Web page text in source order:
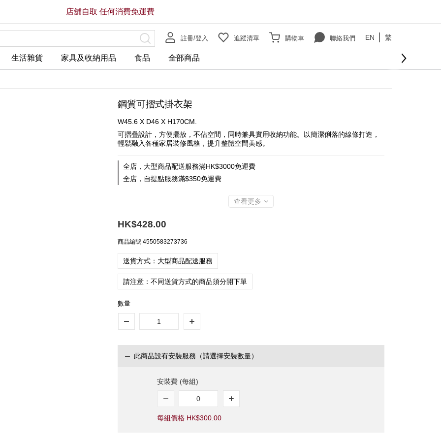
註冊/登入 追蹤清單 購物車 聯絡我們 EN 繁
生活雜貨 家具及收納用品 食品 全部商品
店舖自取 任何消費免運費
鋼質可摺式掛衣架
W45.6 X D46 X H170CM.
可摺疊設計，方便擺放，不佔空間，同時兼具實用收納功能。以簡潔俐落的線條打造，
輕鬆融入各種家居裝修風格，提升整體空間美感。
全店，大型商品配送服務滿HK$3000免運費
全店，自提點服務滿$350免運費
查看更多
HK$428.00
商品編號 4550583273736
送貨方式：大型商品配送服務
請注意：不同送貨方式的商品須分開下單
數量
此商品設有安裝服務（請選擇安裝數量）
安裝費 (每組)
每組價格 HK$300.00